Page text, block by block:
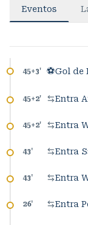
Eventos
45+3' ⚽Gol de
45+2' Entra
45+2' Entra
43' Entra
43' Entra
26' Entra